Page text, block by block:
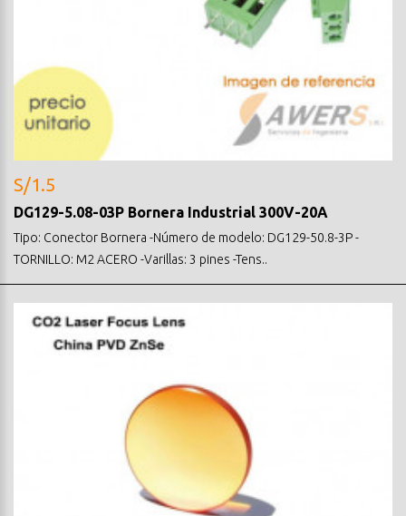
S/1.5
DG129-5.08-03P Bornera Industrial 300V-20A
Tipo: Conector Bornera -Número de modelo: DG129-50.8-3P -
TORNILLO: M2 ACERO -Varillas: 3 pines -Tens..